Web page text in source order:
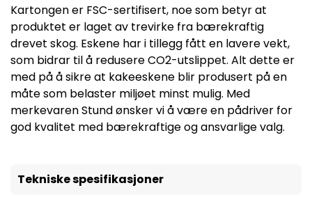
Kartongen er FSC-sertifisert, noe som betyr at
produktet er laget av trevirke fra bærekraftig
drevet skog. Eskene har i tillegg fått en lavere vekt,
som bidrar til å redusere CO2-utslippet. Alt dette er
med på å sikre at kakeeskene blir produsert på en
måte som belaster miljøet minst mulig. Med
merkevaren Stund ønsker vi å være en pådriver for
god kvalitet med bærekraftige og ansvarlige valg.
Tekniske spesifikasjoner